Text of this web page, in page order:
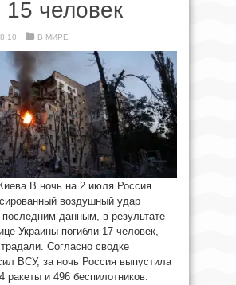
15 человек
В МИРЕ
В ночь на 2 июля Россия
воздушный удар
данным, в результате
Украины погибли 17 человек,
Согласно сводке
ВСУ, за ночь Россия выпустила
ракеты и 496 беспилотников.